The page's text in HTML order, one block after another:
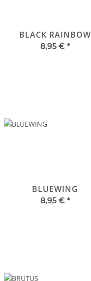
BLACK RAINBOW
8,95 € *
BLUEWING
8,95 € *